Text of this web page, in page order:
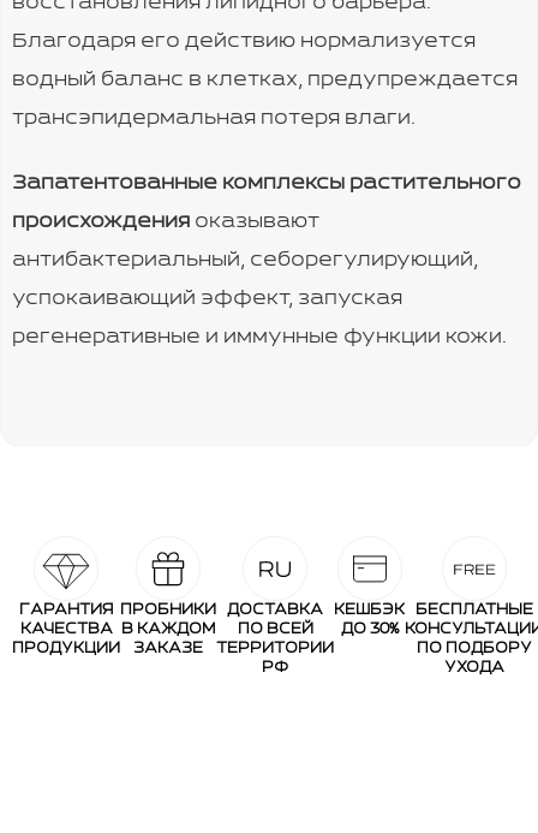
Благодаря его действию нормализуется
водный баланс в клетках, предупреждается
трансэпидермальная потеря влаги.
Запатентованные комплексы растительного
происхождения оказывают
антибактериальный, себорегулирующий,
успокаивающий эффект, запуская
регенеративные и иммунные функции кожи.
ГАРАНТИЯ
КАЧЕСТВА
ПРОДУКЦИИ
ПРОБНИКИ
В КАЖДОМ
ЗАКАЗЕ
ДОСТАВКА
ПО ВСЕЙ
ТЕРРИТОРИИ
РФ
КЕШБЭК
ДО 30%
БЕСПЛАТНЫЕ
ПО ПОДБОРУ
УХОДА